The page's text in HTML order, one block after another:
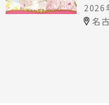
2026
名